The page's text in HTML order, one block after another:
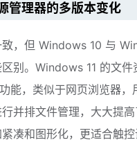
管理器的多版本变化
致，但 Windows 10 与
别。Windows 11 的文件
能，类似于网页浏览器
并排文件管理，大大提
凑和图形化，更适合触